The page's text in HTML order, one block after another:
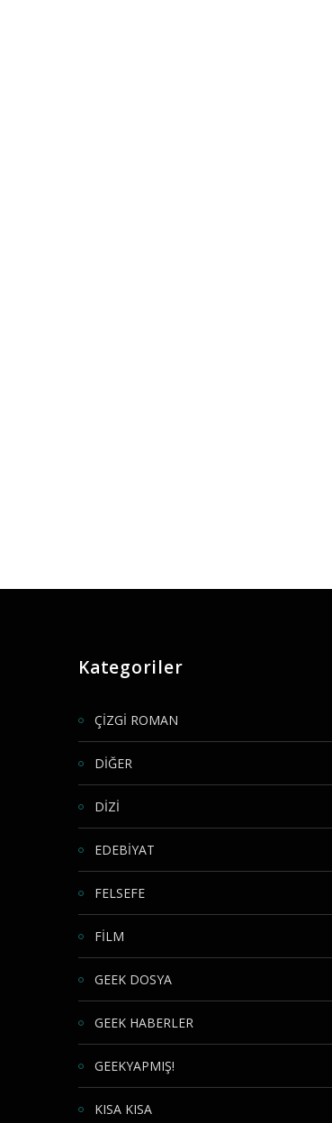
Kategoriler
ÇİZGİ ROMAN
DİĞER
DİZİ
EDEBİYAT
FELSEFE
FİLM
GEEK DOSYA
GEEK HABERLER
GEEKYAPMIŞ!
KISA KISA